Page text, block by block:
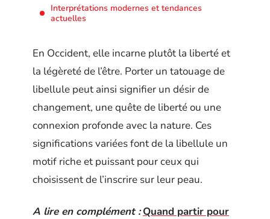
Interprétations modernes et tendances
actuelles
En Occident, elle incarne plutôt la liberté et
la légèreté de l’être. Porter un tatouage de
libellule peut ainsi signifier un désir de
changement, une quête de liberté ou une
connexion profonde avec la nature. Ces
significations variées font de la libellule un
motif riche et puissant pour ceux qui
choisissent de l’inscrire sur leur peau.
A lire en complément : Quand partir pour